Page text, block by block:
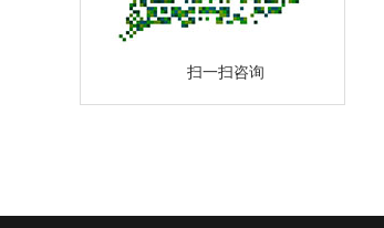
扫一扫咨询